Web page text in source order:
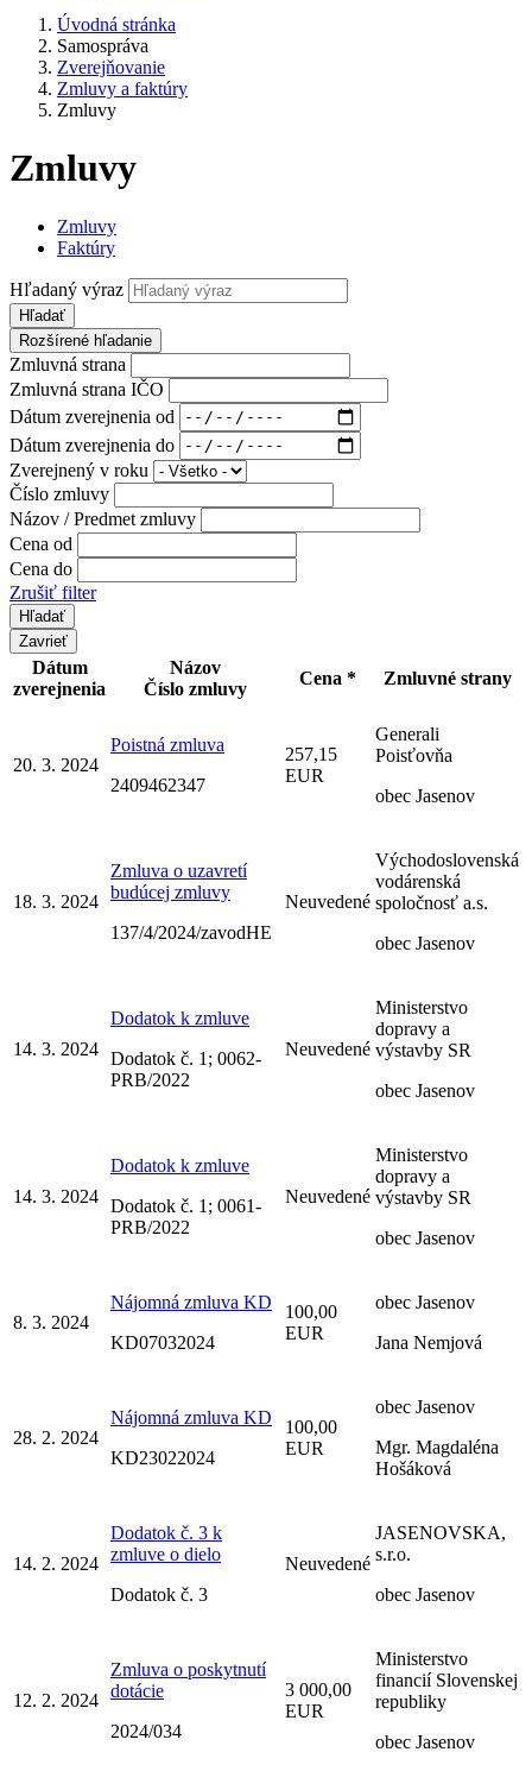
Úvodná stránka
Samospráva
Zverejňovanie
Zmluvy a faktúry
Zmluvy
Zmluvy
Zmluvy
Faktúry
Hľadaný výraz
Hľadať
Rozšírené hľadanie
Zmluvná strana
Zmluvná strana IČO
Dátum zverejnenia od
Dátum zverejnenia do
Zverejnený v roku
Číslo zmluvy
Názov / Predmet zmluvy
Cena od
Cena do
Zrušiť filter
Zavrieť
Dátum
zverejnenia
Názov
Číslo zmluvy
Cena * Zmluvné strany
20. 3. 2024
Poistná zmluva
2409462347
257,15
EUR
Generali
Poisťovňa
obec Jasenov
18. 3. 2024
Zmluva o uzavretí
budúcej zmluvy
137/4/2024/zavodHE
Neuvedené
Východoslovenská
vodárenská
spoločnosť a.s.
obec Jasenov
14. 3. 2024
Dodatok k zmluve
Dodatok č. 1; 0062-
PRB/2022
Neuvedené
Ministerstvo
dopravy a
výstavby SR
obec Jasenov
14. 3. 2024
Dodatok k zmluve
Dodatok č. 1; 0061-
PRB/2022
Neuvedené
Ministerstvo
dopravy a
výstavby SR
obec Jasenov
8. 3. 2024
Nájomná zmluva KD
KD07032024
100,00
EUR
obec Jasenov
Jana Nemjová
28. 2. 2024
Nájomná zmluva KD
KD23022024
100,00
EUR
obec Jasenov
Mgr. Magdaléna
Hošáková
14. 2. 2024
Dodatok č. 3 k
zmluve o dielo
Dodatok č. 3
Neuvedené
JASENOVSKA,
s.r.o.
obec Jasenov
12. 2. 2024
Zmluva o poskytnutí
dotácie
2024/034
3 000,00
EUR
Ministerstvo
financií Slovenskej
republiky
obec Jasenov